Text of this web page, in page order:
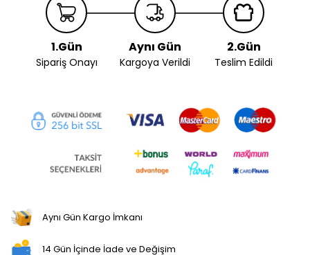
1.Gün
Sipariş Onayı
Aynı Gün
Kargoya Verildi
2.Gün
Teslim Edildi
Aynı Gün Kargo İmkanı
14 Gün İçinde İade ve Değişim